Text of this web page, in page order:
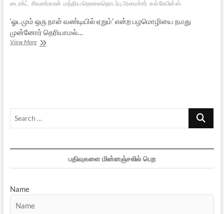
டைரக்ட் சிவசங்கரன் மத்திய தொலைதொடர்பு அமைச்சர் கல் கேபிள்ஸ்
‘ஓடமும் ஒரு நாள் வண்டியில் ஏறும்’ என்ற பழமொழியை நமது
முன்னோர் தெரியாமல்…
View Moreதன்வினை
Search
பதிவுகளை மின்னஞ்சலில் பெற
Name